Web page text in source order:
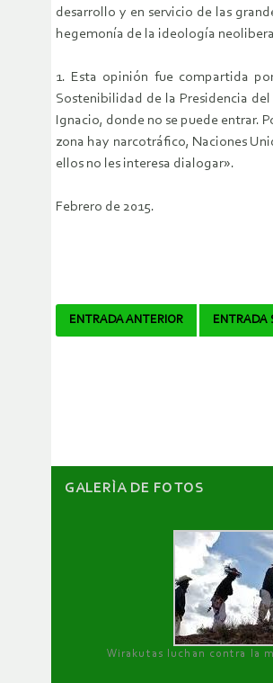
desarrollo y en servicio de las
hegemonía de la ideología
1. Esta opinión fue compartida
Sostenibilidad de la Presidencia
Ignacio, donde no se puede entrar.
zona hay narcotráfico, Naciones
ellos no les interesa dialogar».
Febrero de 2015.
Navegador
ENTRADA ANTERIOR ENTRADA
GALERÌA DE FOTOS
Wirakutas luchan contra la